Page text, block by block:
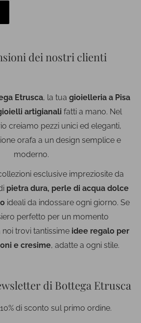
dei nostri clienti
Etrusca, la tua gioielleria a Pisa
artigianali fatti a mano. Nel
creiamo pezzi unici ed eleganti,
orafa a un design semplice e
moderno.
esclusive impreziosite da
pietra dura, perle di acqua dolce
ideali da indossare ogni giorno. Se
perfetto per un momento
trovi tantissime idee regalo per
e cresime, adatte a ogni stile.
di Bottega Etrusca
di sconto sul primo ordine.